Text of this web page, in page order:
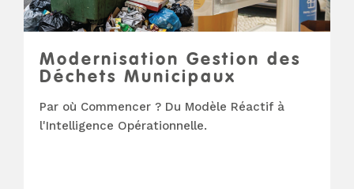
Modernisation Gestion des
Déchets Municipaux
Par où Commencer ? Du Modèle Réactif à
l'Intelligence Opérationnelle.